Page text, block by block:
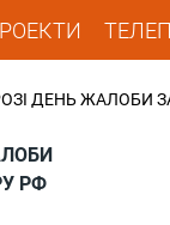
ДЕНЬ ЖАЛОБИ
РФ